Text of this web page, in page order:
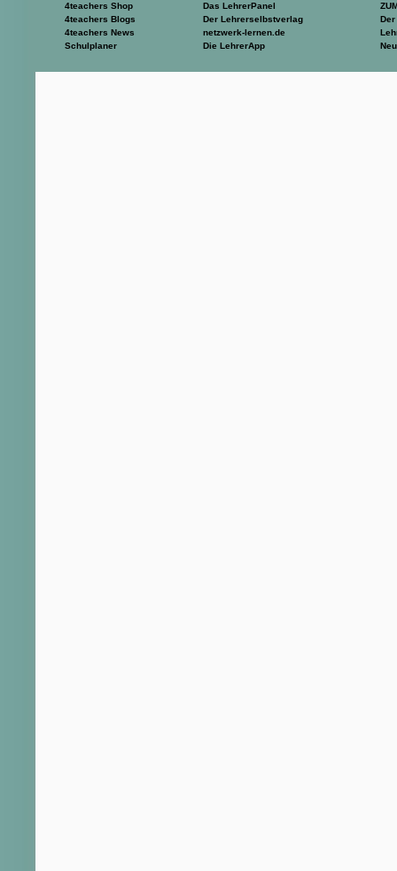
4teachers Shop
4teachers Blogs
4teachers News
Schulplaner
Das LehrerPanel
Der Lehrerselbstverlag
netzwerk-lernen.de
Die LehrerApp